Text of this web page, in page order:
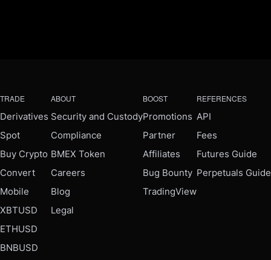
TRADE
Derivatives
Spot
Buy Crypto
Convert
Mobile
XBTUSD
ETHUSD
BNBUSD
ABOUT
Security and Custody
Compliance
BMEX Token
Careers
Blog
Legal
BOOST
Promotions
Partner
Affiliates
Bug Bounty
TradingView
REFERENCES
API
Fees
Futures Guide
Perpetuals Guide